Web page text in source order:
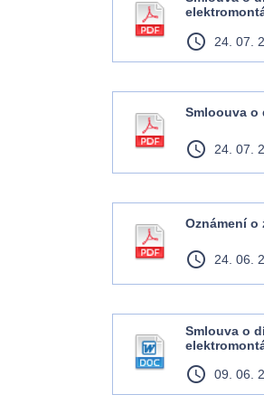
access_time 24. 07.
Smloouva o
access_time 24. 07.
Oznámení o
access_time 24. 06.
Smlouva o
access_time 09. 06.